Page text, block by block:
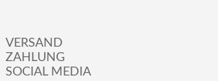
VERSAND
ZAHLUNG
SOCIAL MEDIA